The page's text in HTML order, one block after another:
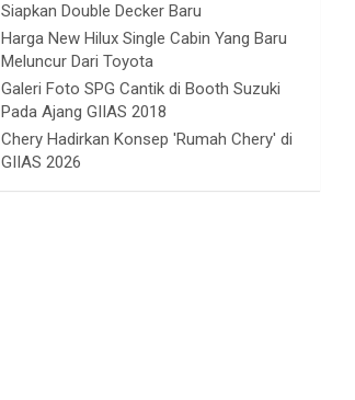
Siapkan Double Decker Baru
Harga New Hilux Single Cabin Yang Baru
Meluncur Dari Toyota
Galeri Foto SPG Cantik di Booth Suzuki
Pada Ajang GIIAS 2018
Chery Hadirkan Konsep 'Rumah Chery' di
GIIAS 2026